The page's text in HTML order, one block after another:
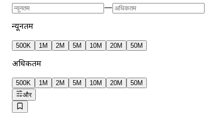
—
न्यूनतम
500K 1M 2M 5M 10M 20M 50M
अधिकतम
500K 1M 2M 5M 10M 20M
50M
और